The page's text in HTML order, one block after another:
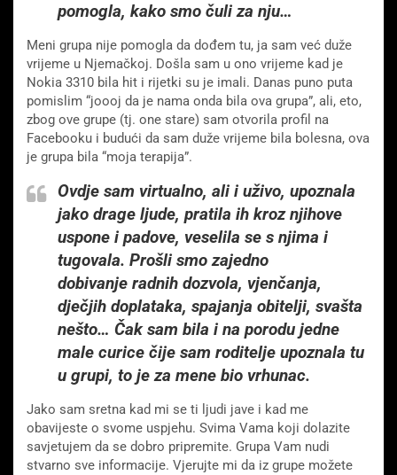
pomogla, kako smo čuli za nju…
Meni grupa nije pomogla da dođem tu, ja sam već duže
vrijeme u Njemačkoj. Došla sam u ono vrijeme kad je
Nokia 3310 bila hit i rijetki su je imali. Danas puno puta
pomislim “joooj da je nama onda bila ova grupa”, ali, eto,
zbog ove grupe (tj. one stare) sam otvorila profil na
Facebooku i budući da sam duže vrijeme bila bolesna, ova
je grupa bila “moja terapija”.
Ovdje sam virtualno, ali i uživo, upoznala
jako drage ljude, pratila ih kroz njihove
uspone i padove, veselila se s njima i
tugovala. Prošli smo zajedno
dobivanje radnih dozvola, vjenčanja,
dječjih doplataka, spajanja obitelji, svašta
nešto… Čak sam bila i na porodu jedne
male curice čije sam roditelje upoznala tu
u grupi, to je za mene bio vrhunac.
Jako sam sretna kad mi se ti ljudi jave i kad me
obavijeste o svome uspjehu. Svima Vama koji dolazite
savjetujem da se dobro pripremite. Grupa Vam nudi
stvarno sve informacije. Vjerujte mi da iz grupe možete